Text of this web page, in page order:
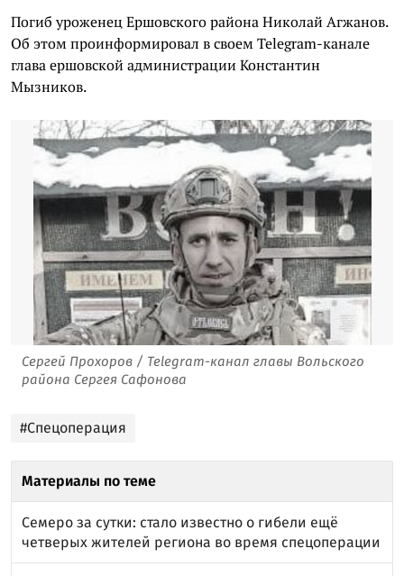
Погиб уроженец Ершовского района Николай Агжанов.
Об этом проинформировал в своем Telegram-канале
глава ершовской администрации Константин
Мызников.
Сергей Прохоров / Telegram-канал главы Вольского
района Сергея Сафонова
#Спецоперация
Материалы по теме
Семеро за сутки: стало известно о гибели ещё
четверых жителей региона во время спецоперации